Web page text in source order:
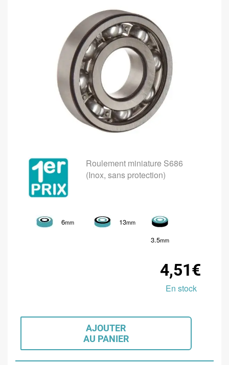
Roulement miniature S686
(Inox, sans protection)
6mm 13mm
3.5mm
4,51€
En stock
AJOUTER
AU PANIER